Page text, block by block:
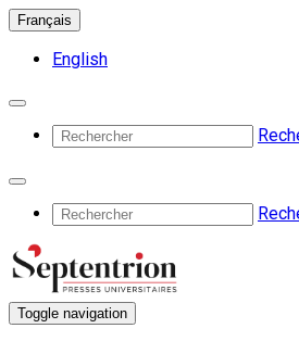
Français
English
Toggle navigation